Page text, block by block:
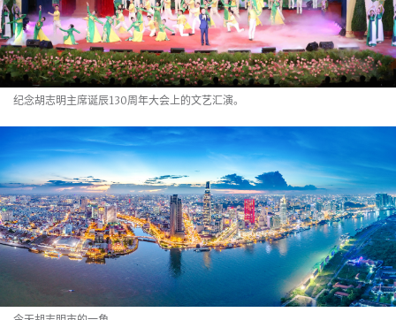
纪念胡志明主席诞辰130周年大会上的文艺汇演。